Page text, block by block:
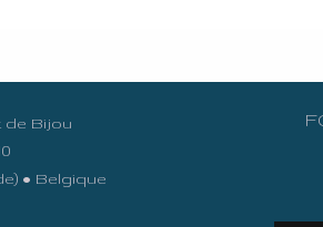
de Bijou
• Belgique